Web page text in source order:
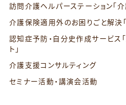
訪問介護ヘルパーステーション「
介護保険適用外のお困りごと解決
認知症予防・自分史作成サービス
ト」
介護支援コンサルティング
セミナー活動・講演会活動